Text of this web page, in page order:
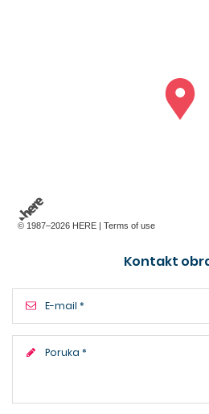
© 1987–2026 HERE | Terms of use
Kontakt